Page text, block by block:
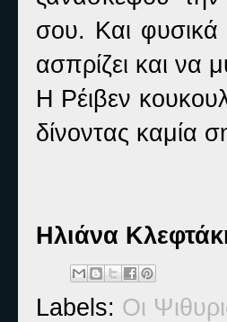
σου. Και φυσικά
ασπρίζει και να
Η Ρέιβεν
δίνοντας καμία
Ηλιάνα
Labels: Οι